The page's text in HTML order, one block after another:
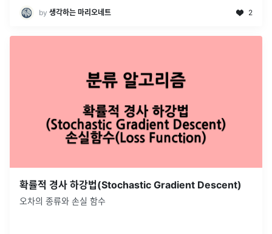
by 생각하는 마리오네트 2
확률적 경사 하강법(Stochastic Gradient Descent)
오차의 종류와 손실 함수